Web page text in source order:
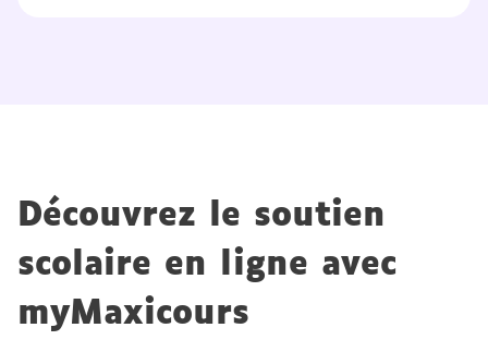
Découvrez le soutien
scolaire en ligne avec
myMaxicours
personnelles et pour exercer vos droits, vous pouvez
consulter notre charte.